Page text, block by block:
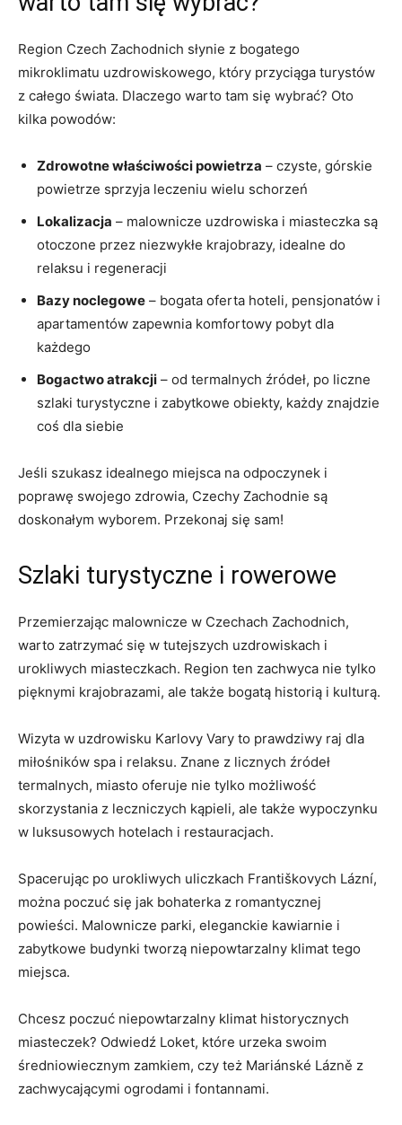
Region Czech Zachodnich słynie z bogatego
mikroklimatu uzdrowiskowego, ‍który przyciąga turystów
⁣z całego świata. Dlaczego warto⁢ tam się ⁢wybrać? Oto
kilka powodów:
Zdrowotne właściwości powietrza – czyste, górskie
powietrze sprzyja leczeniu wielu schorzeń
Lokalizacja – malownicze uzdrowiska i miasteczka są
otoczone przez niezwykłe krajobrazy, idealne do
relaksu i regeneracji
Bazy noclegowe ⁣– bogata oferta ⁣hoteli, pensjonatów i
apartamentów ⁢zapewnia komfortowy pobyt dla
każdego
Bogactwo‌ atrakcji – od⁤ termalnych źródeł, po liczne
szlaki turystyczne i zabytkowe obiekty, każdy ‍znajdzie
⁤coś dla siebie
Jeśli szukasz ‌idealnego miejsca na odpoczynek ⁤i
poprawę ⁢swojego‌ zdrowia, Czechy Zachodnie są
doskonałym wyborem. Przekonaj się sam!
Szlaki⁤ turystyczne i rowerowe
Przemierzając malownicze⁢ w Czechach Zachodnich,
warto zatrzymać się ⁤w tutejszych uzdrowiskach i
urokliwych miasteczkach. ⁢Region ten zachwyca nie tylko
pięknymi krajobrazami, ‌ale także bogatą historią i kulturą.
Wizyta w uzdrowisku Karlovy Vary to prawdziwy raj dla‌
miłośników spa ​i relaksu. Znane z licznych źródeł
termalnych, miasto oferuje nie‌ tylko możliwość
skorzystania z ‍leczniczych kąpieli, ale‌ także wypoczynku
w luksusowych hotelach i restauracjach.
Spacerując po urokliwych ⁤uliczkach Františkovych Lázní,
można poczuć się jak bohaterka z romantycznej
powieści. Malownicze parki, eleganckie kawiarnie i
zabytkowe budynki tworzą niepowtarzalny klimat tego
miejsca.
Chcesz​ poczuć niepowtarzalny klimat historycznych
miasteczek? Odwiedź Loket, ⁢które urzeka swoim
średniowiecznym ​zamkiem, czy⁢ też Mariánské Lázně⁣ z
⁢zachwycającymi ogrodami ​i fontannami.